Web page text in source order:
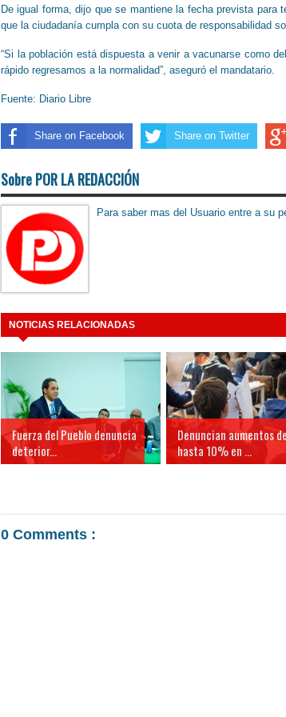
De igual forma, dijo que se mantiene la fecha prevista para
que la ciudadanía cumpla con su cuota de responsabilidad
“Si la población está dispuesta a venir a vacunarse como
rápido regresamos a la normalidad”, aseguró el mandatario.
Fuente: Diario Libre
Share on Facebook Share on Twitter
Sobre POR LA REDACCIÓN
Para saber mas del Usuario entre a su
NOTICIAS RELACIONADAS
Fuerza del Pueblo denuncia
deterior...
Denuncian aumentos de
hasta 10% en ...
0 Comments :